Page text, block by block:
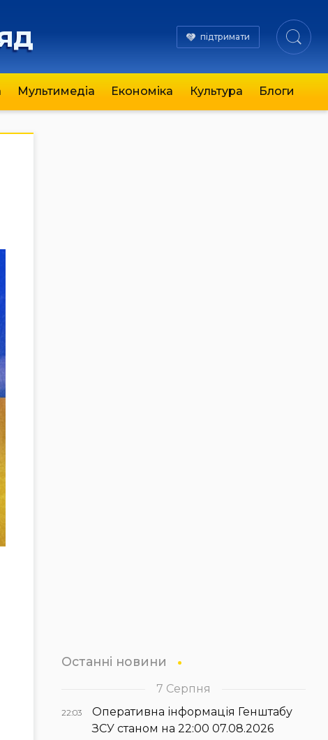
підтримати
Мультимедіа Економіка Культура Блоги
Останні новини
7 Серпня
22:03
Оперативна інформація Генштабу
ЗСУ станом на 22:00 07.08.2026